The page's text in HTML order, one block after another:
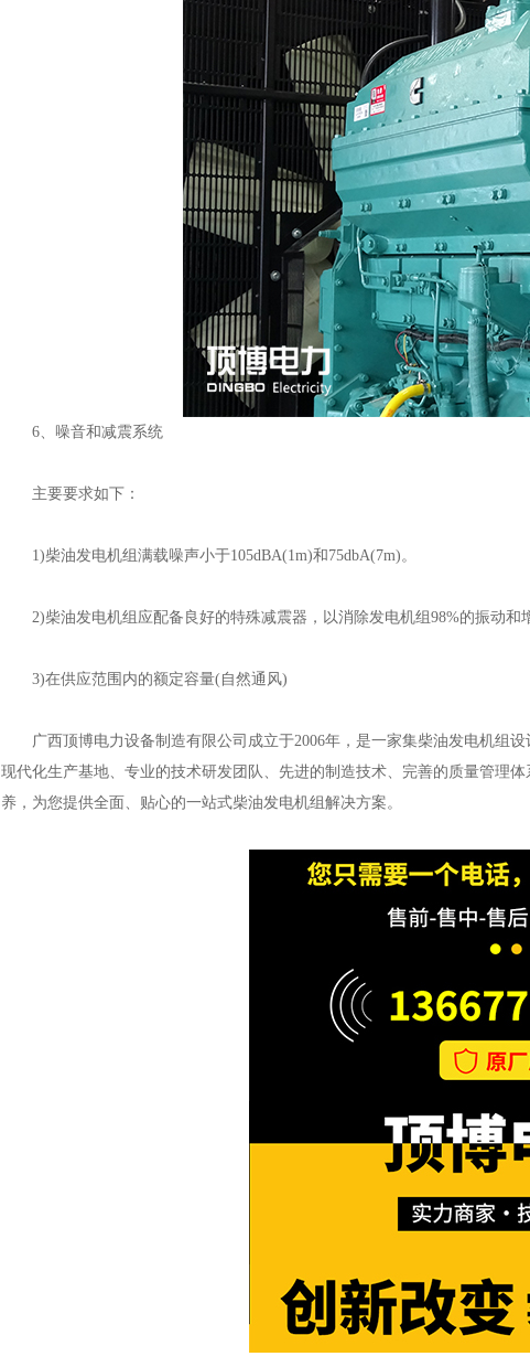
6、噪音和减震系统
主要要求如下：
1)柴油发电机组满载噪声小于105dBA(1m)和75dbA(7m)。
2)柴油发电机组应配备良好的特殊减震器，以消除发电机组98%的振动和
3)在供应范围内的额定容量(自然通风)
广西顶博电力设备制造有限公司成立于2006年，是一家集柴油发电机组
现代化生产基地、专业的技术研发团队、先进的制造技术、完善的质量管理
养，为您提供全面、贴心的一站式柴油发电机组解决方案。